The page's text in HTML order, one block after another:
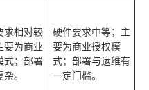
求相对较
要为商业
式；部署
。
硬件要求中等；主
要为商业授权模
式；部署与运维有
一定门槛。